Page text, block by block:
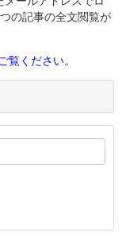
の記事の全文閲覧が
ください。